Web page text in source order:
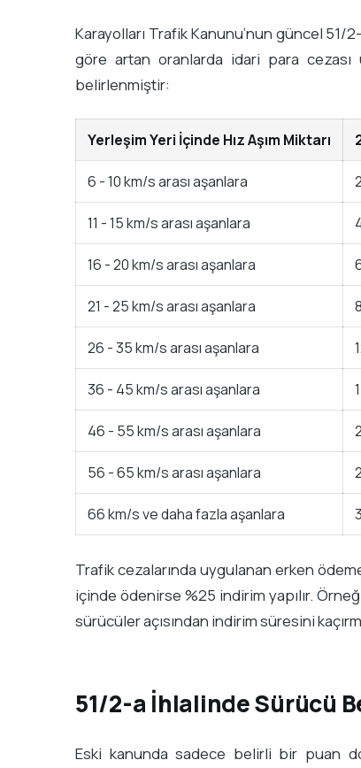
Karayolları Trafik Kanunu’nun güncel 51/
göre artan oranlarda idari para cezası
belirlenmiştir:
Yerleşim Yeri İçinde Hız Aşım Miktarı
6 - 10 km/s arası aşanlara
11 - 15 km/s arası aşanlara
16 - 20 km/s arası aşanlara
21 - 25 km/s arası aşanlara
26 - 35 km/s arası aşanlara
36 - 45 km/s arası aşanlara
46 - 55 km/s arası aşanlara
56 - 65 km/s arası aşanlara
66 km/s ve daha fazla aşanlara
Trafik cezalarında uygulanan erken
içinde ödenirse %25 indirim yapılır.
sürücüler açısından indirim süresini
51/2-a İhlalinde Sürücü
Eski kanunda sadece belirli bir puan